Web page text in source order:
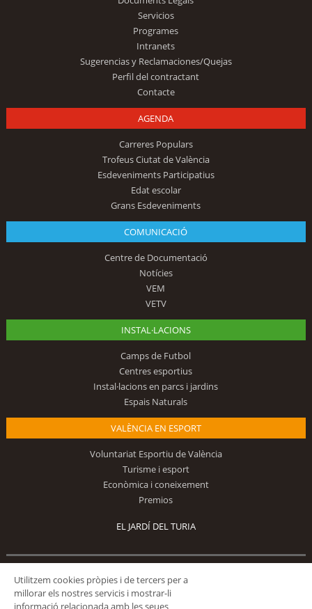
Servicios
Programes
Intranets
Sugerencias y Reclamaciones/Quejas
Perfil del contractant
Contacte
AGENDA
Carreres Populars
Trofeus Ciutat de València
Esdeveniments Participatius
Edat escolar
Grans Esdeveniments
COMUNICACIÓ
Centre de Documentació
Notícies
VEM
VETV
INSTAL·LACIONS
Camps de Futbol
Centres esportius
Instal·lacions en parcs i jardins
Espais Naturals
VALÈNCIA EN ESPORT
Voluntariat Esportiu de València
Turisme i esport
Econòmica i coneixement
Premios
EL JARDÍ DEL TURIA
Utilitzem cookies pròpies i de tercers per a
millorar els nostres servicis i mostrar-li
informació relacionada amb les seues